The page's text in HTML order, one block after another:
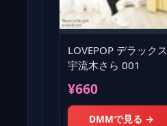
LOVEPOP デラックス
宇流木さら 001
¥660
DMMで見る →